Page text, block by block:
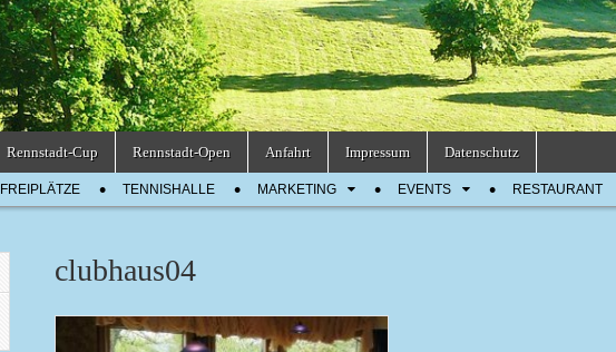
Rennstadt-Cup Rennstadt-Open Anfahrt Impressum Datenschutz
FREIPLÄTZE TENNISHALLE MARKETING EVENTS RESTAURANT
clubhaus04